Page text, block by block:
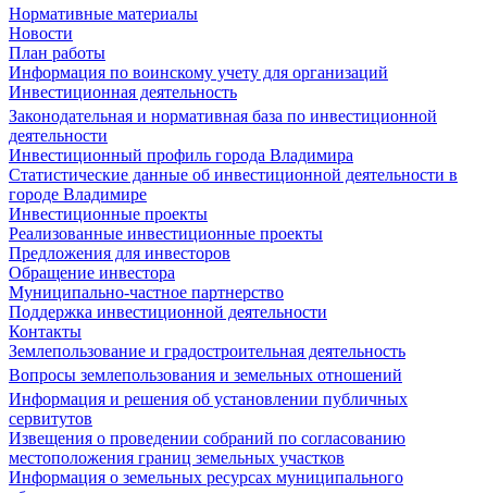
Нормативные материалы
Новости
План работы
Информация по воинскому учету для организаций
Инвестиционная деятельность
Законодательная и нормативная база по инвестиционной
деятельности
Инвестиционный профиль города Владимира
Статистические данные об инвестиционной деятельности в
городе Владимире
Инвестиционные проекты
Реализованные инвестиционные проекты
Предложения для инвесторов
Обращение инвестора
Муниципально-частное партнерство
Поддержка инвестиционной деятельности
Контакты
Землепользование и градостроительная деятельность
Вопросы землепользования и земельных отношений
Информация и решения об установлении публичных
сервитутов
Извещения о проведении собраний по согласованию
местоположения границ земельных участков
Информация о земельных ресурсах муниципального